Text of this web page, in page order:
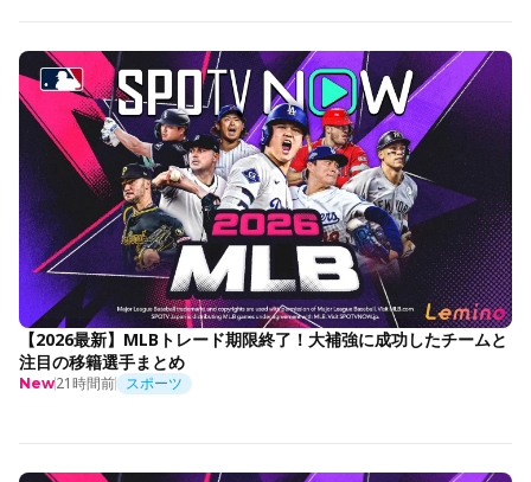
【2026最新】MLBトレード期限終了！大補強に成功したチームと
注目の移籍選手まとめ
New21時間前 スポーツ